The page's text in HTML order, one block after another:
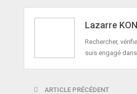
Lazarre
Rechercher,
suis engagé
ARTICLE PRÉCÉDENT